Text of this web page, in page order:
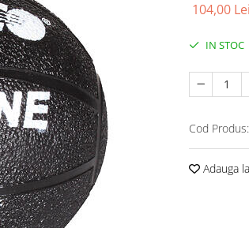
104,00 Lei
IN STOC
Cod Produs:
Adauga